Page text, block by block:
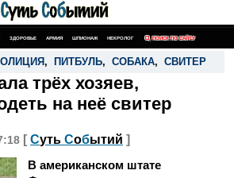
ЗДОРОВЬЕ АРМИЯ ШПИОНАЖ НЕКРОЛОГ ПОИСК ПО САЙТУ
, ПИТБУЛЬ, СОБАКА, СВИТЕР
трёх хозяев,
на неё свитер
[ Суть Событий ]
В американском штате